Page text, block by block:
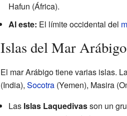
Hafun (África).
Al este: El límite occidental del
Islas del Mar Arábigo
El mar Arábigo tiene varias islas.
(India), Socotra(Yemen), Masira
Las Islas Laquedivasson un